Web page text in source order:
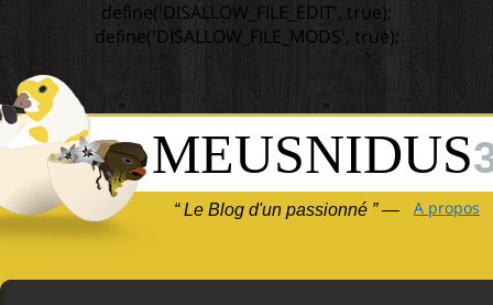
define('DISALLOW_FILE_EDIT', true);
define('DISALLOW_FILE_MODS', true);
MEUSNIDUS
“ Le Blog d'un passionné ” — A propos